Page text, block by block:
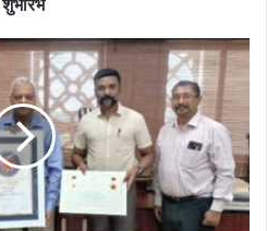
के संबंध में आवश्यक कार्यवाही करने के
गौठानों में प्राकृतिक पेंट उत्पादन के लिए
इन इकाईयों द्वारा 55 हजार 884 लीटर
है और 31 हजार लीटर से ज्यादा पेंट का
रूपए की आमदनी हुई है। नरवा विकास